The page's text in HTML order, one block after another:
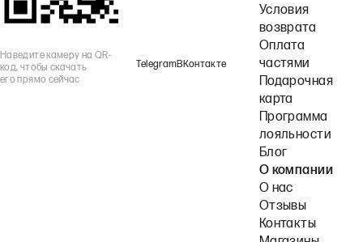
Наведите камеру на QR-
код, чтобы скачать
его прямо сейчас
TelegramВКонтакте
Условия
возврата
Оплата
частями
Подарочная
карта
Программа
лояльности
Блог
О компании
О нас
Отзывы
Контакты